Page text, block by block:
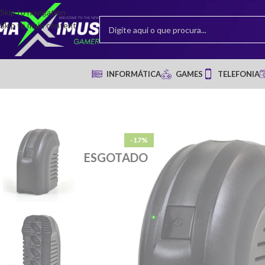
Skip to navigation
Skip to main content
INFORMÁTICA GAMES TELEFONIA
-17%
ESGOTADO